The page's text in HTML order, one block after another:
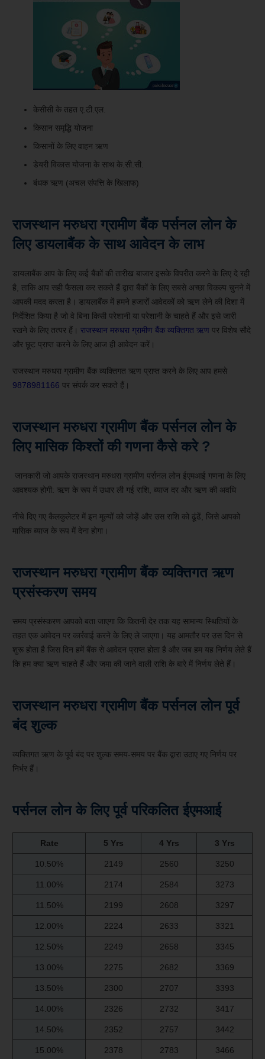
केसीसी के तहत ए.टी.एल.
किसान समृद्धि योजना
किसानों के लिए वाहन ऋण
डेयरी विकास योजना के साथ के.सी.सी.
बंधक ऋण (अचल संपत्ति के खिलाफ)
राजस्थान मरुधरा ग्रामीण बैंक पर्सनल लोन के
लिए डायलाबैंक के साथ आवेदन के लाभ
डायलाबैंक आप के लिए कई बैंकों की तारीख बाजार इसके विपरीत करने के लिए दे रही
है, ताकि आप सही फैसला कर सकते हैं द्वारा बैंकों के लिए सबसे अच्छा विकल्प चुनने में
आपकी मदद करता है। डायलाबैंक में हमने हजारों आवेदकों को ऋण लेने की दिशा में
निर्देशित किया है जो वे बिना किसी परेशानी या परेशानी के चाहते हैं और इसे जारी
रखने के लिए तत्पर हैं। राजस्थान मरुधरा ग्रामीण बैंक व्यक्तिगत ऋण पर विशेष सौदे
और छूट प्राप्त करने के लिए आज ही आवेदन करें।
राजस्थान मरुधरा ग्रामीण बैंक व्यक्तिगत ऋण प्राप्त करने के लिए आप हमसे
9878981166 पर संपर्क कर सकते हैं।
राजस्थान मरुधरा ग्रामीण बैंक पर्सनल लोन के
लिए मासिक किश्तों की गणना कैसे करे ?
जानकारी जो आपके राजस्थान मरुधरा ग्रामीण पर्सनल लोन ईएमआई गणना के लिए
आवश्यक होगी: ऋण के रूप में उधार ली गई राशि, ब्याज दर और ऋण की अवधि
नीचे दिए गए कैलकुलेटर में इन मूल्यों को जोड़ें और उस राशि को ढूंढें, जिसे आपको
मासिक ब्याज के रूप में देना होगा।
राजस्थान मरुधरा ग्रामीण बैंक व्यक्तिगत ऋण
प्रसंस्करण समय
समय प्रसंस्करण आपको बता जाएगा कि कितनी देर तक यह सामान्य स्थितियों के
तहत एक आवेदन पर कार्रवाई करने के लिए ले जाएगा। यह आमतौर पर उस दिन से
शुरू होता है जिस दिन हमें बैंक से आवेदन प्राप्त होता है और जब हम यह निर्णय लेते हैं
कि हम क्या ऋण चाहते हैं और जमा की जाने वाली राशि के बारे में निर्णय लेते हैं।
राजस्थान मरुधरा ग्रामीण बैंक पर्सनल लोन पूर्व
बंद शुल्क
व्यक्तिगत ऋण के पूर्व बंद पर शुल्क समय-समय पर बैंक द्वारा उठाए गए निर्णय पर
निर्भर हैं।
पर्सनल लोन के लिए पूर्व परिकलित ईएमआई
Rate 5 Yrs 4 Yrs 3 Yrs
10.50% 2149 2560 3250
11.00% 2174 2584 3273
11.50% 2199 2608 3297
12.00% 2224 2633 3321
12.50% 2249 2658 3345
13.00% 2275 2682 3369
13.50% 2300 2707 3393
14.00% 2326 2732 3417
14.50% 2352 2757 3442
15.00% 2378 2783 3466